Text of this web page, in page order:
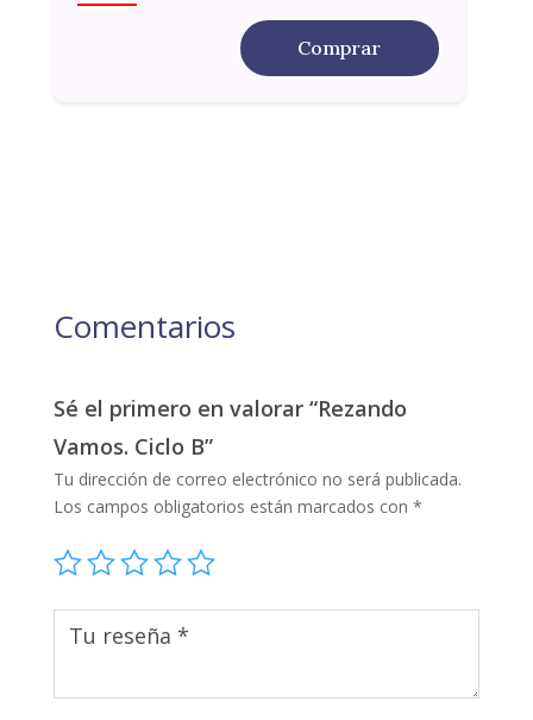
Comprar
Comentarios
Sé el primero en valorar “Rezando
Vamos. Ciclo B”
Tu dirección de correo electrónico no será publicada.
Los campos obligatorios están marcados con *